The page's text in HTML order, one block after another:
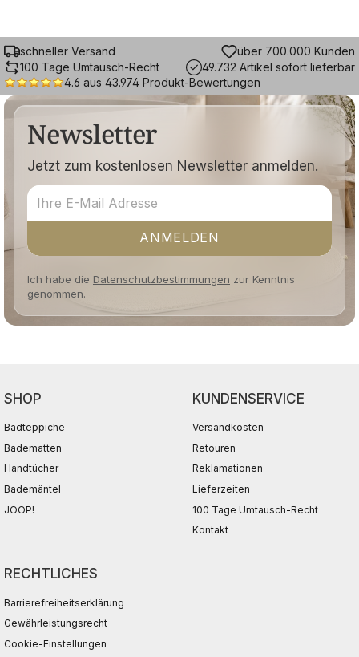
schneller Versand
über 700.000 Kunden
100 Tage Umtausch-Recht
49.732 Artikel sofort lieferbar
4.6 aus 43.974 Produkt-Bewertungen
Newsletter
Jetzt zum kostenlosen Newsletter anmelden.
ANMELDEN
Ich habe die Datenschutzbestimmungen zur Kenntnis
genommen.
SHOP
Badteppiche
Badematten
Handtücher
Bademäntel
JOOP!
KUNDENSERVICE
Versandkosten
Retouren
Reklamationen
Lieferzeiten
100 Tage Umtausch-Recht
Kontakt
RECHTLICHES
Barrierefreiheitserklärung
Gewährleistungsrecht
Cookie-Einstellungen